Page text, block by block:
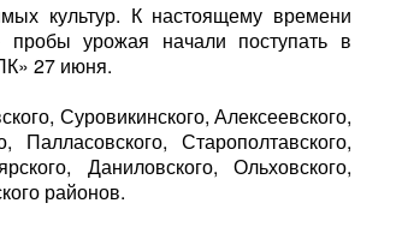
культур. К настоящему времени
урожая начали поступать в
27 июня.
Суровикинского, Алексеевского,
Палласовского, Старополтавского,
Даниловского, Ольховского,
районов.